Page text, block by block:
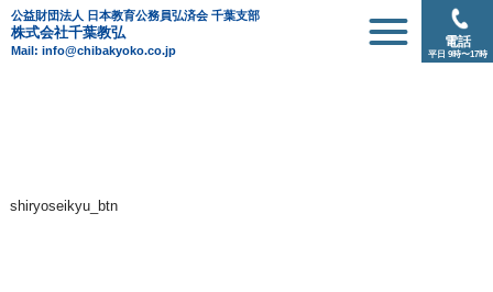
公益財団法人 日本教育公務員弘済会 千葉支部
株式会社千葉教弘
Mail: info@chibakyoko.co.jp
電話
平日 9時〜17時
shiryoseikyu_btn